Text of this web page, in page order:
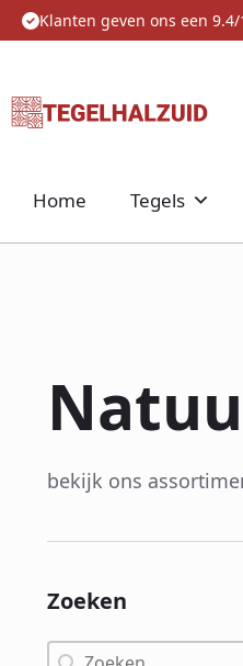
Klanten geven ons een 9.4/
Home Tegels
bekijk ons
Zoeken
Zoeken
Zoeken